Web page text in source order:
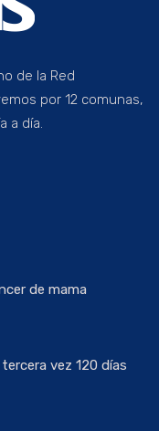
de la Red
por 12 comunas,
a día.
de mama
vez 120 días